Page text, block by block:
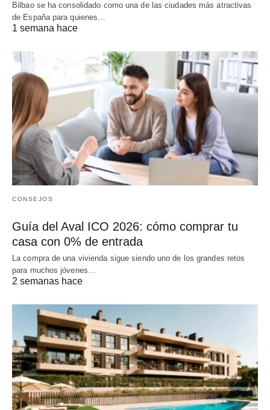
Bilbao se ha consolidado como una de las ciudades más atractivas
de España para quienes…
1 semana hace
CONSEJOS
Guía del Aval ICO 2026: cómo comprar tu
casa con 0% de entrada
La compra de una vivienda sigue siendo uno de los grandes retos
para muchos jóvenes…
2 semanas hace